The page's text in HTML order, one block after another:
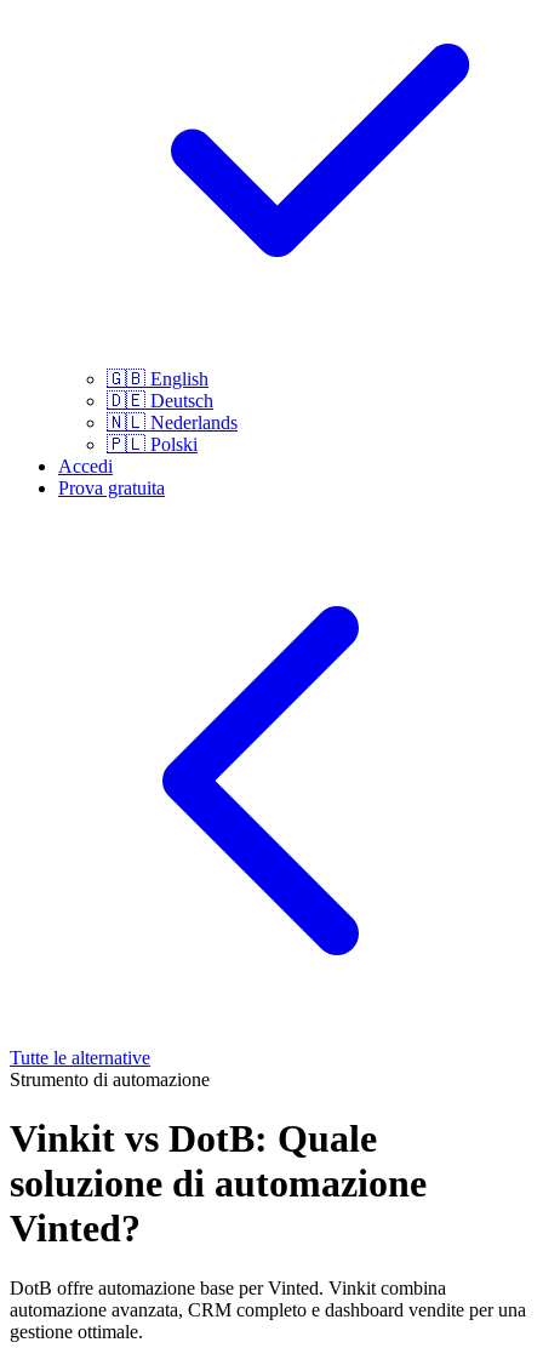
🇬🇧 English
🇩🇪 Deutsch
🇳🇱 Nederlands
🇵🇱 Polski
Accedi
Prova gratuita
Tutte le alternative
Strumento di automazione
Vinkit vs DotB: Quale
soluzione di automazione
Vinted?
DotB offre automazione base per Vinted. Vinkit combina
automazione avanzata, CRM completo e dashboard vendite per una
gestione ottimale.